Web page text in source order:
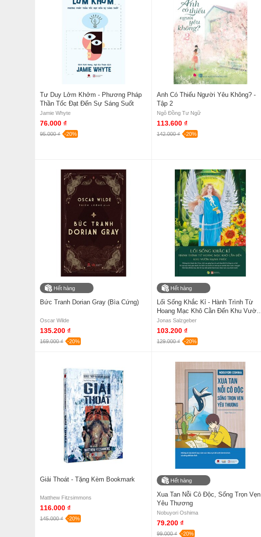
Tư Duy Lởm Khởm - Phương Pháp
Thần Tốc Đạt Đến Sự Sáng Suốt
Jamie Whyte
76.000 ₫
95.000 ₫ -20%
Anh Có Thiếu Người Yêu Không? -
Tập 2
Ngô Đồng Tư Ngữ
113.600 ₫
142.000 ₫ -20%
Hết hàng
Bức Tranh Dorian Gray (Bìa Cứng)
Oscar Wilde
135.200 ₫
169.000 ₫ -20%
Hết hàng
Lối Sống Khắc Kỉ - Hành Trình Từ
Hoang Mạc Khô Cằn Đến Khu Vườn
Hạnh Phúc
Jonas Salzgeber
103.200 ₫
129.000 ₫ -20%
Giải Thoát - Tặng Kèm Bookmark
Matthew Fitzsimmons
116.000 ₫
145.000 ₫ -20%
Hết hàng
Xua Tan Nỗi Cô Độc, Sống Trọn Vẹn
Yêu Thương
Nobuyori Oshima
79.200 ₫
99.000 ₫ -20%